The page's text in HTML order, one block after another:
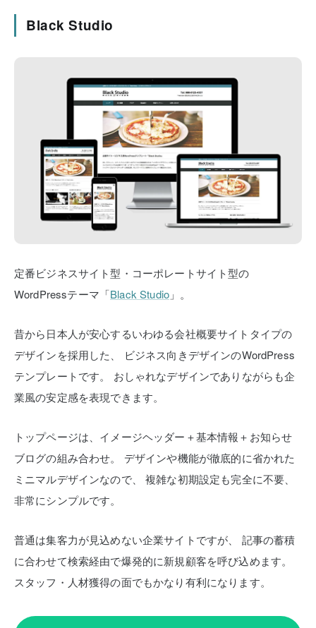
Black Studio
定番ビジネスサイト型・コーポレートサイト型の
WordPressテーマ「Black Studio 」。
昔から日本人が安心するいわゆる会社概要サイトタイプの
デザインを採用した、
ビジネス向きデザインのWordPress
テンプレートです。
おしゃれなデザインでありながらも企
業風の安定感を表現できます。
トップページは、イメージヘッダー＋基本情報＋お知らせ
ブログの組み合わせ。
デザインや機能が徹底的に省かれた
ミニマルデザインなので、
複雑な初期設定も完全に不要、
非常にシンプルです。
普通は集客力が見込めない企業サイトですが、
記事の蓄積
に合わせて検索経由で爆発的に新規顧客を呼び込めます。
スタッフ・人材獲得の面でもかなり有利になります。